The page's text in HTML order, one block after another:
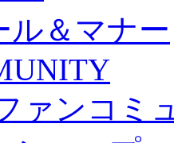
ル＆マナー
ァンコミ